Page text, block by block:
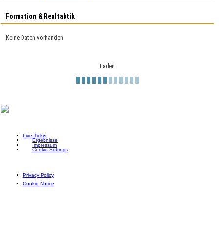
Formation & Realtaktik
Keine Daten vorhanden
Laden
Live-Ticker
Ergebnisse
Impressum
Cookie Settings
Privacy Policy
Cookie Notice